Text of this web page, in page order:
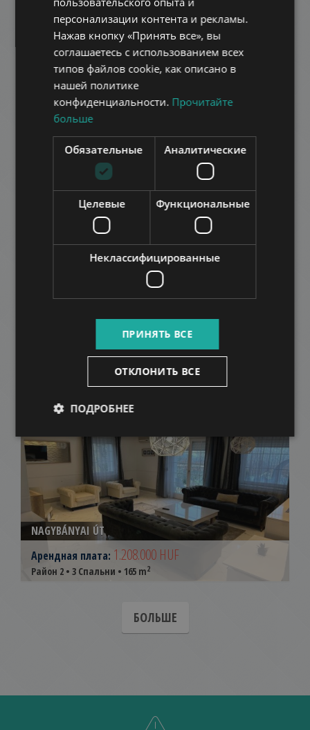
BUDAPEST II. KERÜLET, TÖMÖRKÉNY UTCA
Арендная плата:1.270.000 HUF
Район 2 • 2 Спальни • 125 m
ДОБАВИТЬ В СПИСОК
Арендная плата:1.700.000 HUF
NAGYBÁNYAI ÚT
Арендная плата: 1.208.000 HUF
Район 2 • 3 Спальни • 165 m2
БОЛЬШЕ
ITALIAN
SPANISH
RUSSIAN
персонализации контента и рекламы.
Нажав кнопку «Принять все», вы
соглашаетесь с использованием всех
типов файлов cookie, как описано в
нашей политике
конфиденциальности. Прочитайте
больше
Обязательные Аналитические
Целевые Функциональные
Неклассифицированные
ПРИНЯТЬ ВСЕ
ОТКЛОНИТЬ ВСЕ
ПОДРОБНЕЕ